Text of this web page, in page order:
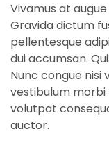
Vivamus at
Gravida dictum
pellentesque
dui accumsan.
Nunc congue nisi
vestibulum morbi
volutpat
auctor.